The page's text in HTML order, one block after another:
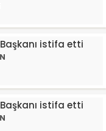
istifa etti
istifa etti